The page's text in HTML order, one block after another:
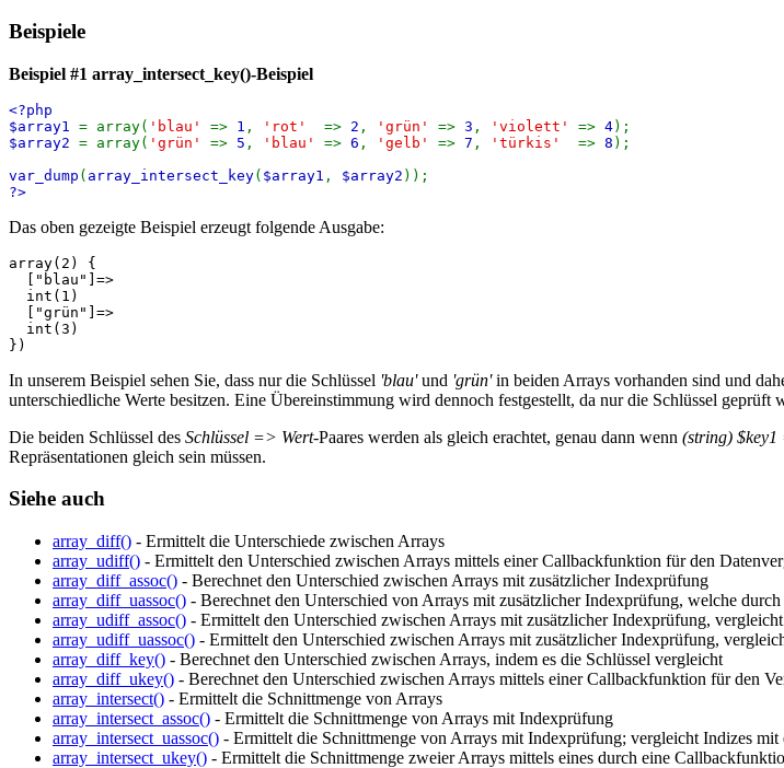
Beispiele
Beispiel #1 array_intersect_key()-Beispiel
<?php
$array1 = array( 'blau' => 1 , 'rot' => 2 , 'grün' => 3 , 'violett' => 4);
$array2 = array( 'grün' => 5 , 'blau' => 6 , 'gelb' => 7 , 'türkis' => 8 );
var_dump ( array_intersect_key( $array1 , $array2 ));
?>
Das oben gezeigte Beispiel erzeugt folgende Ausgabe:
array(2) {
  ["blau"]=>
  int(1)
  ["grün"]=>
  int(3)
In unserem Beispiel sehen Sie, dass nur die Schlüssel 'blau'und 'grün'in beiden Arrays vorhanden sind und
unterschiedliche Werte besitzen. Eine Übereinstimmung wird dennoch festgestellt, da nur die Schlüssel geprüft
Die beiden Schlüssel des Schlüssel => Wert-Paares werden als gleich erachtet, genau dann wenn (string)
Repräsentationen gleich sein müssen.
Siehe auch
array_diff() - Ermittelt die Unterschiede zwischen Arrays
array_udiff() - Ermittelt den Unterschied zwischen Arrays mittels einer Callbackfunktion für den
array_diff_assoc() - Berechnet den Unterschied zwischen Arrays mit zusätzlicher Indexprüfung
array_diff_uassoc() - Berechnet den Unterschied von Arrays mit zusätzlicher Indexprüfung, welche
array_udiff_assoc() - Ermittelt den Unterschied zwischen Arrays mit zusätzlicher Indexprüfung,
array_udiff_uassoc() - Ermittelt den Unterschied zwischen Arrays mit zusätzlicher Indexprüfung,
array_diff_key() - Berechnet den Unterschied zwischen Arrays, indem es die Schlüssel vergleicht
array_diff_ukey() - Berechnet den Unterschied zwischen Arrays mittels einer Callbackfunktion für den
array_intersect() - Ermittelt die Schnittmenge von Arrays
array_intersect_assoc() - Ermittelt die Schnittmenge von Arrays mit Indexprüfung
array_intersect_uassoc() - Ermittelt die Schnittmenge von Arrays mit Indexprüfung; vergleicht Indizes
array_intersect_ukey() - Ermittelt die Schnittmenge zweier Arrays mittels eines durch eine